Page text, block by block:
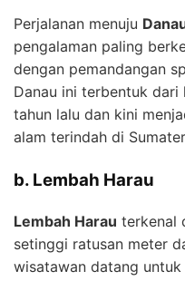
Perjalanan menuju
pengalaman paling
dengan pemandangan
Danau ini terbentuk
tahun lalu dan kini
alam terindah di
b. Lembah Harau
Lembah Harau terkenal
setinggi ratusan meter
wisatawan datang